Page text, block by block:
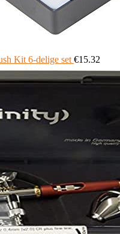
Kit 6-delige set €15.32